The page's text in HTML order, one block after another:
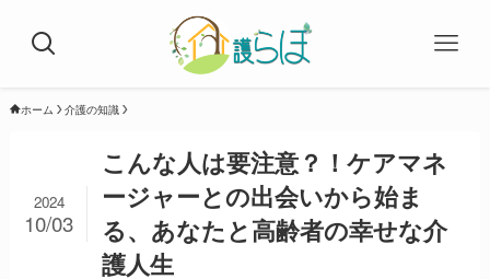
ホーム 介護の知識
こんな人は要注意？！ケアマネ
ージャーとの出会いから始ま
る、あなたと高齢者の幸せな介
護人生
2024
10/03